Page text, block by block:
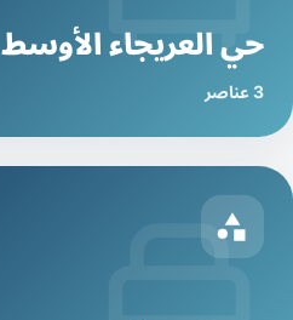
حي العريجاء الأوسط
3 عناصر